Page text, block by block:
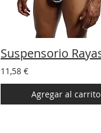
11,58 €
Agregar al carrito